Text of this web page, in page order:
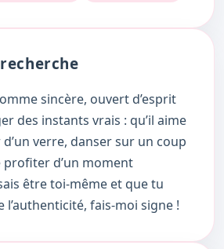
sincère, ouvert d’esprit
des instants vrais : qu’il aime
verre, danser sur un coup
d’un moment
être toi-même et que tu
l’authenticité, fais-moi signe !